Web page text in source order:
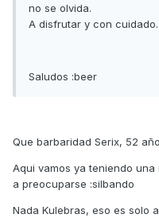
no se olvida.
A disfrutar y con cuidado.
Saludos :beer
Que barbaridad Serix, 52
Aqui vamos ya teniendo
a preocuparse :silbando
Nada Kulebras, eso es solo